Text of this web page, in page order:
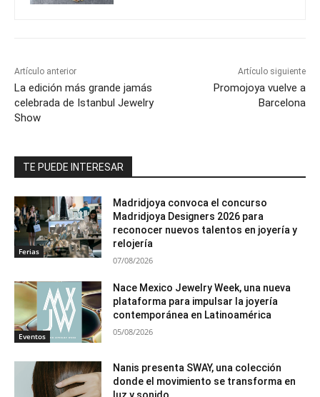
Artículo anterior
La edición más grande jamás
celebrada de Istanbul Jewelry
Show
Artículo siguiente
Promojoya vuelve a
Barcelona
TE PUEDE INTERESAR
Ferias
Madridjoya convoca el concurso
Madridjoya Designers 2026 para
reconocer nuevos talentos en joyería y
relojería
07/08/2026
Eventos
Nace Mexico Jewelry Week, una nueva
plataforma para impulsar la joyería
contemporánea en Latinoamérica
05/08/2026
Nanis presenta SWAY, una colección
donde el movimiento se transforma en